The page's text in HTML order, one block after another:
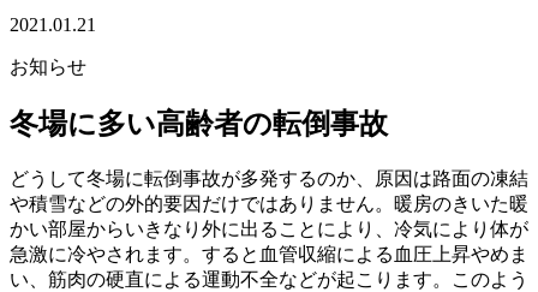
2021.01.21
お知らせ
冬場に多い高齢者の転倒事故
どうして冬場に転倒事故が多発するのか、原因は路面の凍結
や積雪などの外的要因だけではありません。暖房のきいた暖
かい部屋からいきなり外に出ることにより、冷気により体が
急激に冷やされます。すると血管収縮による血圧上昇やめま
い、筋肉の硬直による運動不全などが起こります。このよう